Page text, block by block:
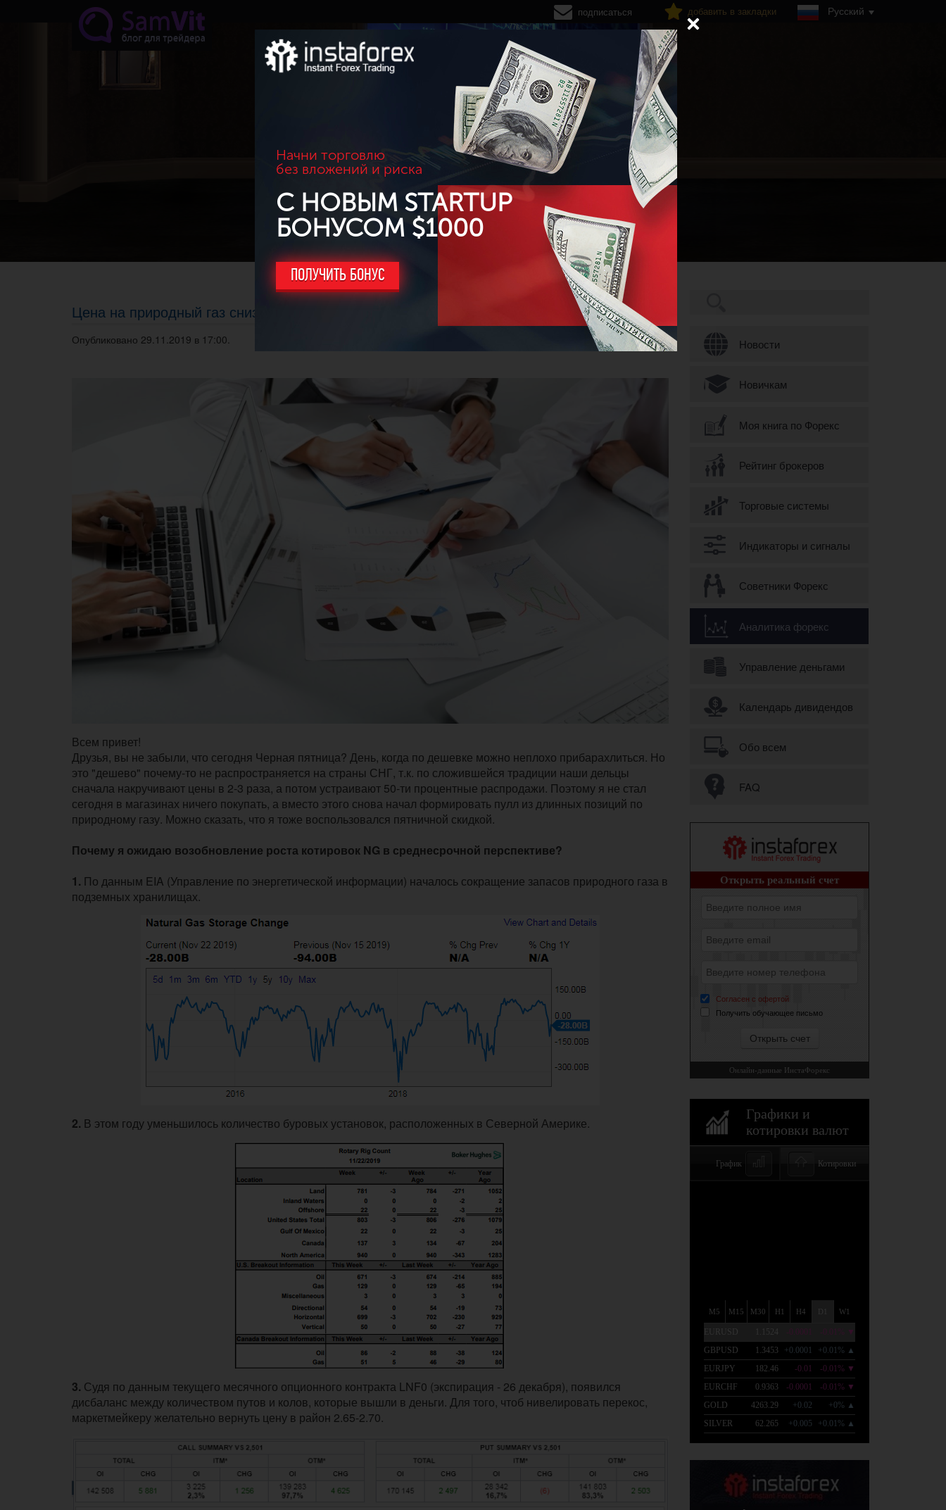
Перейти к основному содержанию
Начни торговлю
без вложений и риска
С НОВЫМ STARTUP
БОНУСОМ $1000
ПОЛУЧИТЬ БОНУС
подписаться добавить в закладки Русский
Новости
Новичкам
Моя книга по Форекс
Рейтинг брокеров
Торговые системы
Индикаторы и сигналы
Советники Форекс
Аналитика форекс
Управление деньгами
Календарь дивидендов
Обо всем
FAQ
Цена на природный газ снизилась к зоне покупок
Опубликовано 29.11.2019 в 17:00.
Всем привет!
Друзья, вы не забыли, что сегодня Черная пятница? День, когда по дешевке можно неплохо прибарахлиться. Но
это "дешево" почему-то не распространяется на страны СНГ, т.к. по сложившейся традиции наши дельцы
сначала накручивают цены в 2-3 раза, а потом устраивают 50-ти процентные распродажи. Поэтому я не стал
сегодня в магазинах ничего покупать, а вместо этого снова начал формировать пулл из длинных позиций по
природному газу. Можно сказать, что я тоже воспользовался пятничной скидкой.
Почему я ожидаю возобновление роста котировок NG в среднесрочной перспективе?
1. По данным EIA (Управление по энергетической информации) началось сокращение запасов природного газа в
подземных хранилищах.
2. В этом году уменьшилось количество буровых установок, расположенных в Северной Америке.
3. Судя по данным текущего месячного опционного контракта LNF0 (экспирация - 26 декабря), появился
дисбаланс между количеством путов и колов, которые вышли в деньги. Для того, чтоб нивелировать перекос,
маркетмейкеру желательно вернуть цену в район 2.65-2.70.